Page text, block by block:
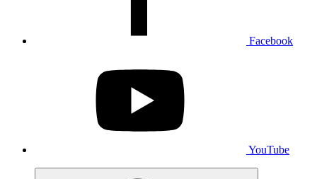
Facebook
YouTube